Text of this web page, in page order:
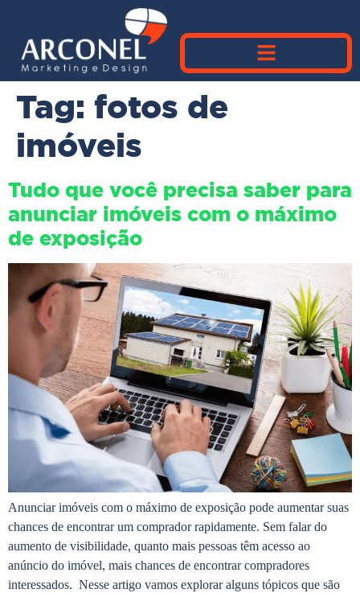
Tag: fotos de
imóveis
Tudo que você precisa saber para
anunciar imóveis com o máximo
de exposição
Anunciar imóveis com o máximo de exposição pode aumentar suas
chances de encontrar um comprador rapidamente. Sem falar do
aumento de visibilidade, quanto mais pessoas têm acesso ao
anúncio do imóvel, mais chances de encontrar compradores
interessados. Nesse artigo vamos explorar alguns tópicos que são